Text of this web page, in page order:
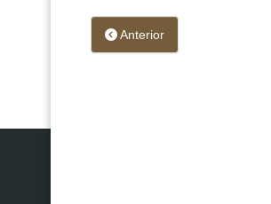
Anterior